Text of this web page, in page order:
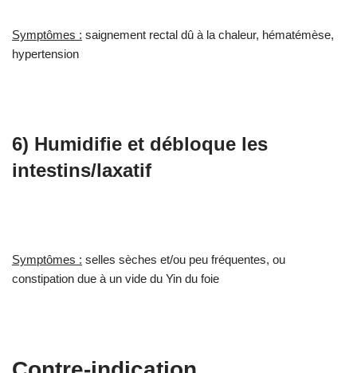
Symptômes : saignement rectal dû à la chaleur, hématémèse,
hypertension
6) Humidifie et débloque les
intestins/laxatif
Symptômes : selles sèches et/ou peu fréquentes, ou
constipation due à un vide du Yin du foie